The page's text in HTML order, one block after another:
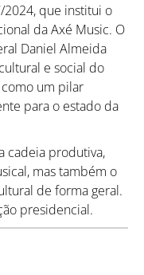
2024, que institui o
da Axé Music. O
Daniel Almeida
e social do
um pilar
para o estado da
cadeia produtiva,
mas também o
de forma geral.
presidencial.